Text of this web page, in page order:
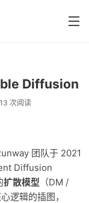
Diffusion
次阅读
团队于 2021
Diffusion
扩散模型 （DM /
逻辑的插图，